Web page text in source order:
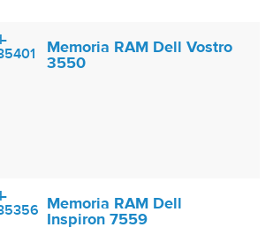
Memoria RAM Dell Vostro
3550
Memoria RAM Dell
Inspiron 7559